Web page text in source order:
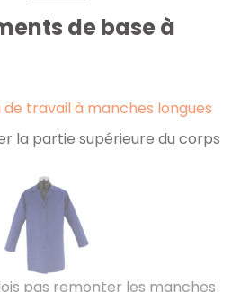
de base à
de travail à manches longues
la partie supérieure du corps
pas remonter les manches